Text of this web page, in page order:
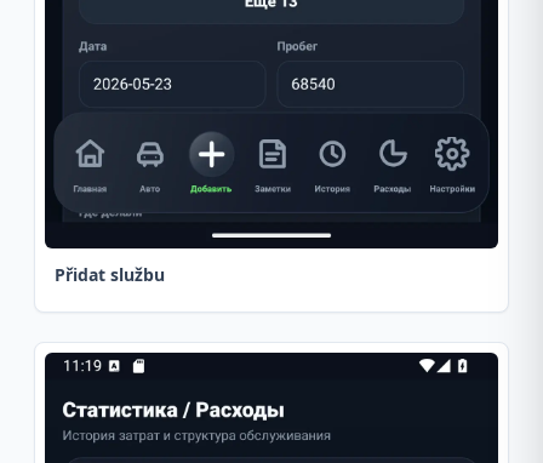
Přidat službu